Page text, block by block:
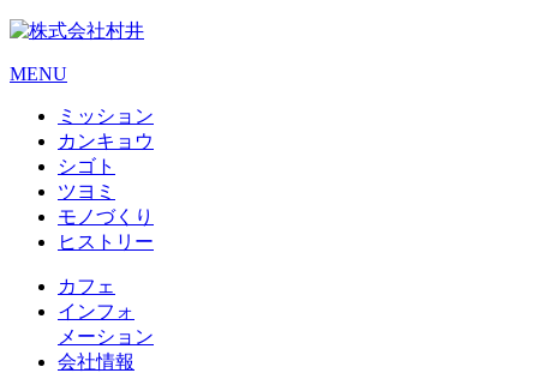
MENU
ミッション
カンキョウ
シゴト
ツヨミ
モノづくり
ヒストリー
カフェ
インフォ
メーション
会社情報